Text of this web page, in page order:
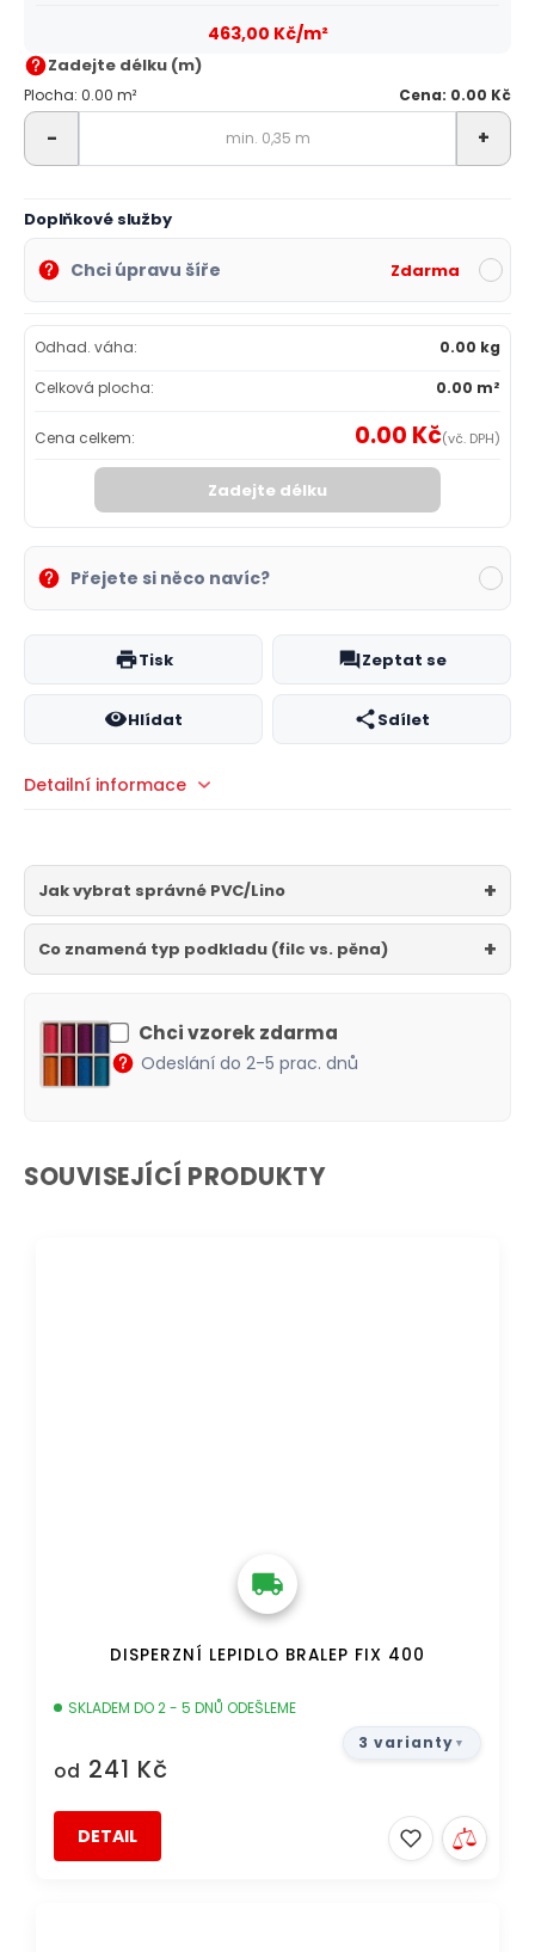
Zadejte délku (m)
Plocha: 0.00 m² Cena: 0.00 Kč
- +
463,00 Kč/m²
Doplňkové služby
Chci úpravu šíře Zdarma
Odhad. váha:
0.00 kg
Celková plocha:
0.00 m²
Cena celkem: 0.00 Kč(vč. DPH)
Zadejte délku
Přejete si něco navíc?
Tisk Zeptat se
Hlídat Sdílet
Detailní informace
Jak vybrat správné PVC/Lino
Co znamená typ podkladu (filc vs. pěna)
Chci vzorek zdarma
Odeslání do 2-5 prac. dnů
SOUVISEJÍCÍ PRODUKTY
DISPERZNÍ LEPIDLO BRALEP FIX 400
SKLADEM DO 2 - 5 DNŮ ODEŠLEME
od 241 Kč
DETAIL
3 varianty